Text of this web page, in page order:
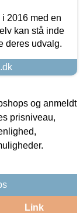
2016 med en
kan stå inde
deres udvalg.
og anmeldt
prisniveau,
Link